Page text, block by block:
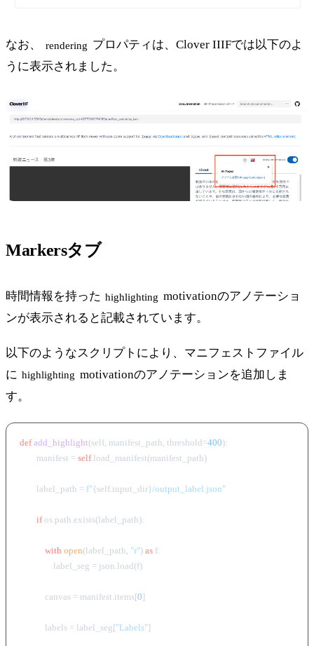
なお、 rendering プロパティは、Clover IIIFでは以下のよ
うに表示されました。
Markersタブ
時間情報を持った highlighting motivationのアノテーショ
ンが表示されると記載されています。
以下のようなスクリプトにより、マニフェストファイル
に highlighting motivationのアノテーションを追加しま
す。
def add_highlight(self, manifest_path, threshold=400):
        manifest =
self.load_manifest(manifest_path)
        label_path =
f"{self.input_dir}/output_label.json"
if os.path.exists(label_path):
with open(label_path, "r") as f:
                label_seg = json.load(f)
            canvas = manifest.items[
0]
            labels = label_seg[
"Labels"]